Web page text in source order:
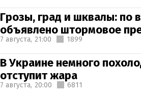
Грозы, град и шквалы: по
объявлено штормовое
7 августа, 21:00 1899
В Украине немного
отступит жара
7 августа, 20:00 6811